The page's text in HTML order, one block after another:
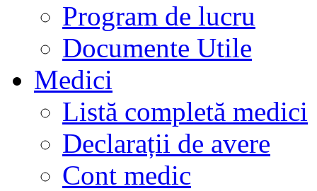
Program de lucru
Documente Utile
Medici
Listă completă medici
Declarații de avere
Cont medic